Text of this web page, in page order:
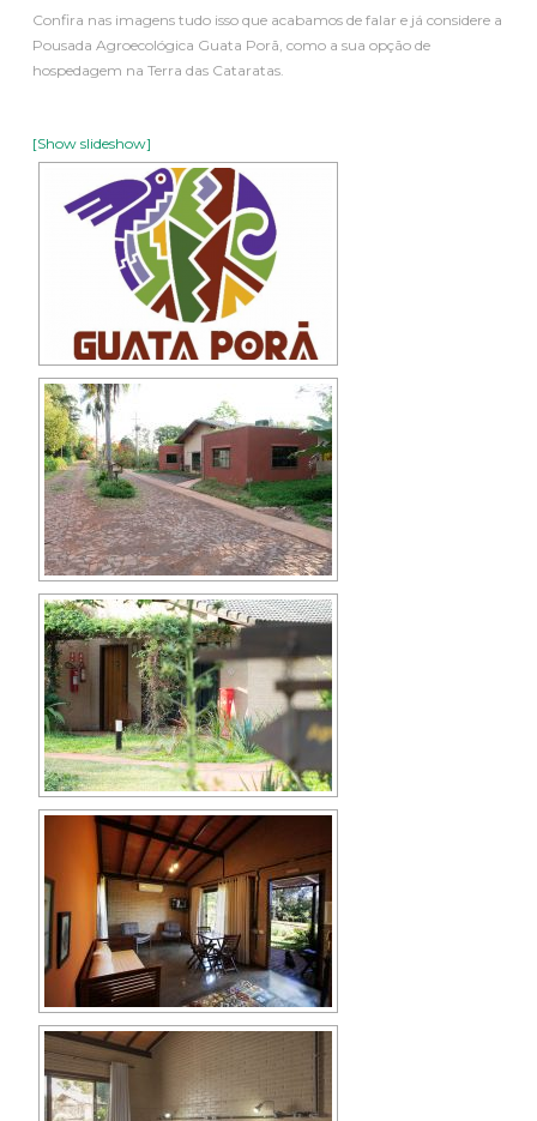
Confira nas imagens tudo isso que acabamos de falar e já considere a
Pousada Agroecológica Guata Porã, como a sua opção de
hospedagem na Terra das Cataratas.
[Show slideshow]